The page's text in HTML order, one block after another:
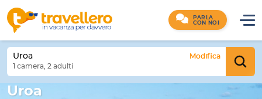
PARLA
CON NOI
Uroa
Modifica
1 camera, 2 adulti
Uroa